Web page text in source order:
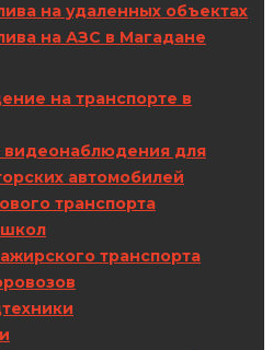
на удаленных объектах
на АЗС в Магадане
на транспорте в
для
автомобилей
транспорта
транспорта